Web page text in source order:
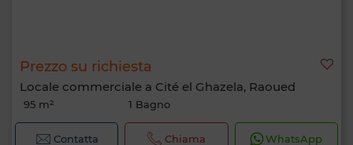
Prezzo su richiesta
Locale commerciale a Cité el Ghazela, Raoued
95 m² 1 Bagno
Contatta Chiama WhatsApp